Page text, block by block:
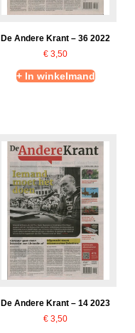
De Andere Krant – 36 2022
€ 3,50
+ In winkelmand
De Andere Krant – 14 2023
€ 3,50